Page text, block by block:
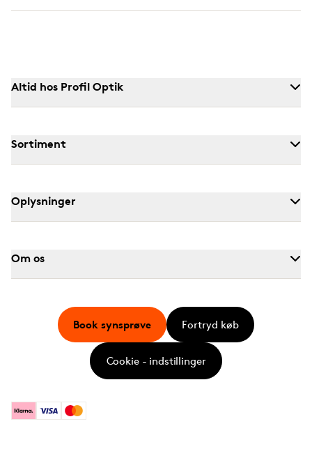
Altid hos Profil Optik
Sortiment
Oplysninger
Om os
KlarnaVisa Mastercard
Book synsprøve Fortryd køb
Cookie - indstillinger